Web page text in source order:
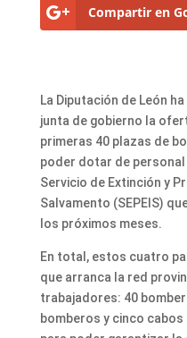
Compartir en
La Diputación de León
junta de gobierno la
primeras 40 plazas de
poder dotar de
Servicio de Extinción y
Salvamento (SEPEIS)
los próximos meses.
En total, estos cuatro
que arranca la red
trabajadores: 40
bomberos y cinco